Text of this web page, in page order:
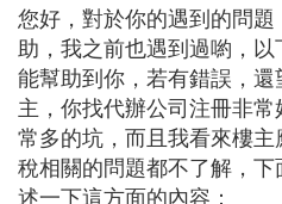
您好，對於你的遇到的問
助，我之前也遇到過喲，
能幫助到你，若有錯誤，
主，你找代辦公司注冊非
常多的坑，而且我看來樓
稅相關的問題都不了解，
述一下這方面的內容：